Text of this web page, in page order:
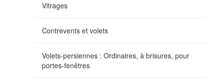
Vitrages
Contrevents et volets
Volets-persiennes : Ordinaires, à brisures, pour
portes-fenêtres